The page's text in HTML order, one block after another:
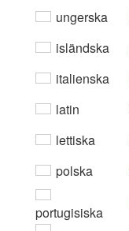
ungerska
isländska
italienska
latin
lettiska
polska
portugisiska